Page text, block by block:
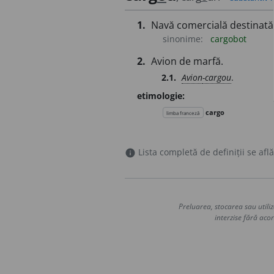
1. Navă comercială
sinonime: cargobot
2. Avion de marfă.
2.1. Avion-cargou.
etimologie:
limba franceză cargo
info Lista completă de definiții se
Preluarea, stocarea sau
interzise fără